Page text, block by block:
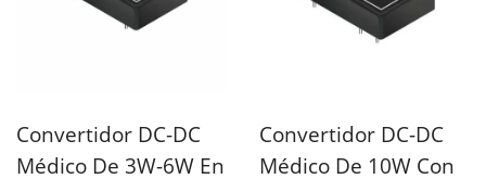
Convertidor DC-DC
Médico De 3W-6W En
Convertidor DC-DC
Médico De 10W Con